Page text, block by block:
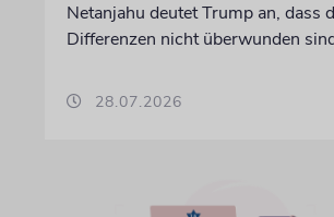
Netanjahu deutet Trump an, dass
Differenzen nicht überwunden
28.07.2026